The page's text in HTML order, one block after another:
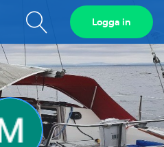
Visa
sökfält
Logga in